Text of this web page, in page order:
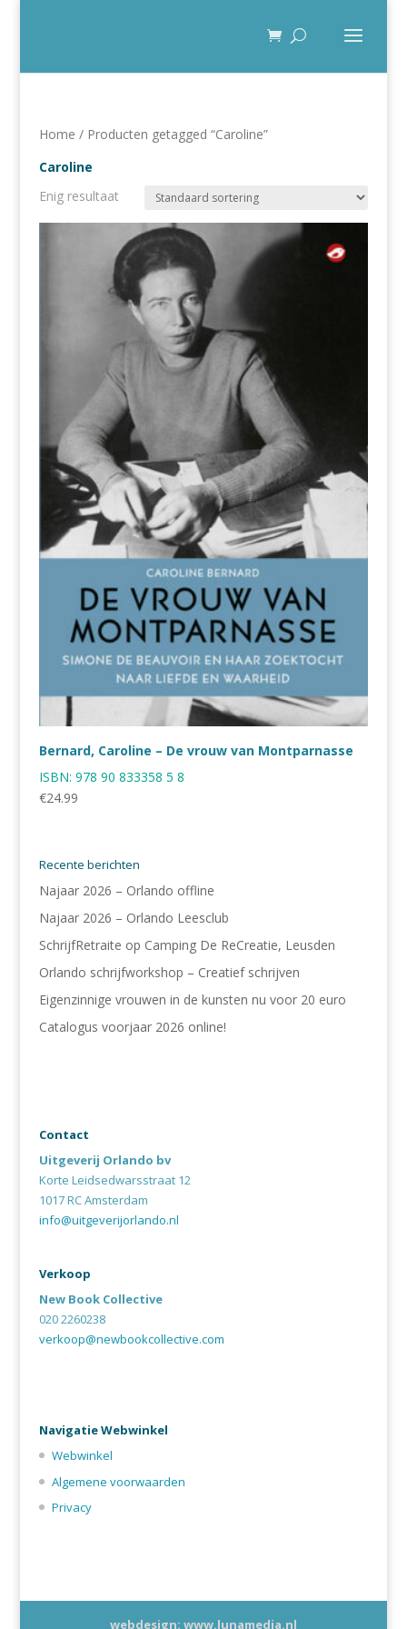
Home / Producten getagged “Caroline”
Caroline
Enig resultaat
Bernard, Caroline – De vrouw van Montparnasse
ISBN: 978 90 833358 5 8
€24.99
Recente berichten
Najaar 2026 – Orlando offline
Najaar 2026 – Orlando Leesclub
SchrijfRetraite op Camping De ReCreatie, Leusden
Orlando schrijfworkshop – Creatief schrijven
Eigenzinnige vrouwen in de kunsten nu voor 20 euro
Catalogus voorjaar 2026 online!
Contact
Uitgeverij Orlando bv
Korte Leidsedwarsstraat 12
1017 RC Amsterdam
info@uitgeverijorlando.nl
Verkoop
New Book Collective
020 2260238
verkoop@newbookcollective.com
Navigatie Webwinkel
Webwinkel
Algemene voorwaarden
Privacy
webdesign: www.lunamedia.nl